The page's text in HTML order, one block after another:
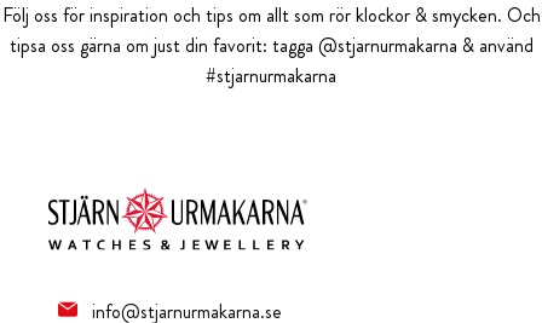
Följ oss för inspiration och tips om allt som rör klockor & smycken. Och
tipsa oss gärna om just din favorit: tagga @stjarnurmakarna & använd
#stjarnurmakarna
info@stjarnurmakarna.se